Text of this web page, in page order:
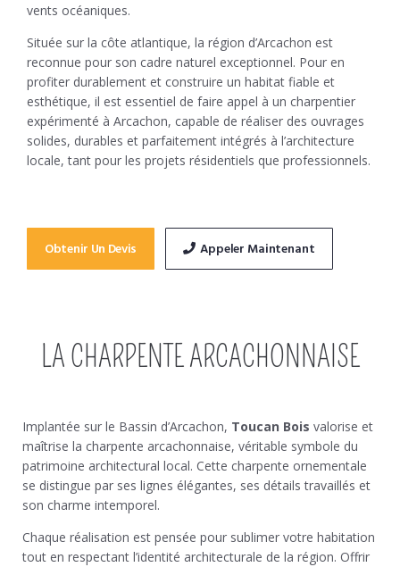
vents océaniques.
Située sur la côte atlantique, la région d’Arcachon est
reconnue pour son cadre naturel exceptionnel. Pour en
profiter durablement et construire un habitat fiable et
esthétique, il est essentiel de faire appel à un charpentier
expérimenté à Arcachon, capable de réaliser des ouvrages
solides, durables et parfaitement intégrés à l’architecture
locale, tant pour les projets résidentiels que professionnels.
Obtenir Un Devis Appeler Maintenant
LA CHARPENTE ARCACHONNAISE
Implantée sur le Bassin d’Arcachon, Toucan Bois valorise et
maîtrise la charpente arcachonnaise, véritable symbole du
patrimoine architectural local. Cette charpente ornementale
se distingue par ses lignes élégantes, ses détails travaillés et
son charme intemporel.
Chaque réalisation est pensée pour sublimer votre habitation
tout en respectant l’identité architecturale de la région. Offrir